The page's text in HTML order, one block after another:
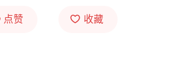
点赞 收藏